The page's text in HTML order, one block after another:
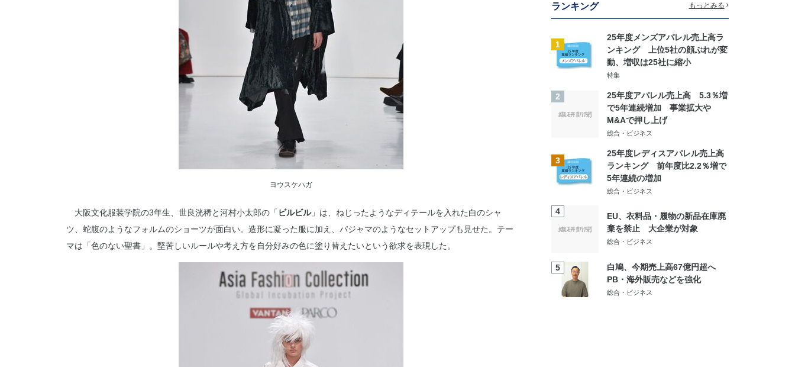
ヨウスケハガ
大阪文化服装学院の3年生、世良洸稀と河村小太郎の「 ビルビル」は、ねじったようなディテールを入れた白のシャ
ツ、蛇腹のようなフォルムのショーツが面白い。造形に凝った服に加え、パジャマのようなセットアップも見せた。テー
マは「色のない聖書」。堅苦しいルールや考え方を自分好みの色に塗り替えたいという欲求を表現した。
ランキング もっとみる
1
25年度メンズアパレル売上高ラ
ンキング 上位5社の顔ぶれが変
動、増収は25社に縮小
特集
2
25年度アパレル売上高 5.3％増
で5年連続増加 事業拡大や
M&Aで押し上げ
総合・ビジネス
3
25年度レディスアパレル売上高
ランキング 前年度比2.2％増で
5年連続の増加
総合・ビジネス
4
EU、衣料品・履物の新品在庫廃
棄を禁止 大企業が対象
総合・ビジネス
5
白鳩、今期売上高67億円超へ
PB・海外販売などを強化
総合・ビジネス